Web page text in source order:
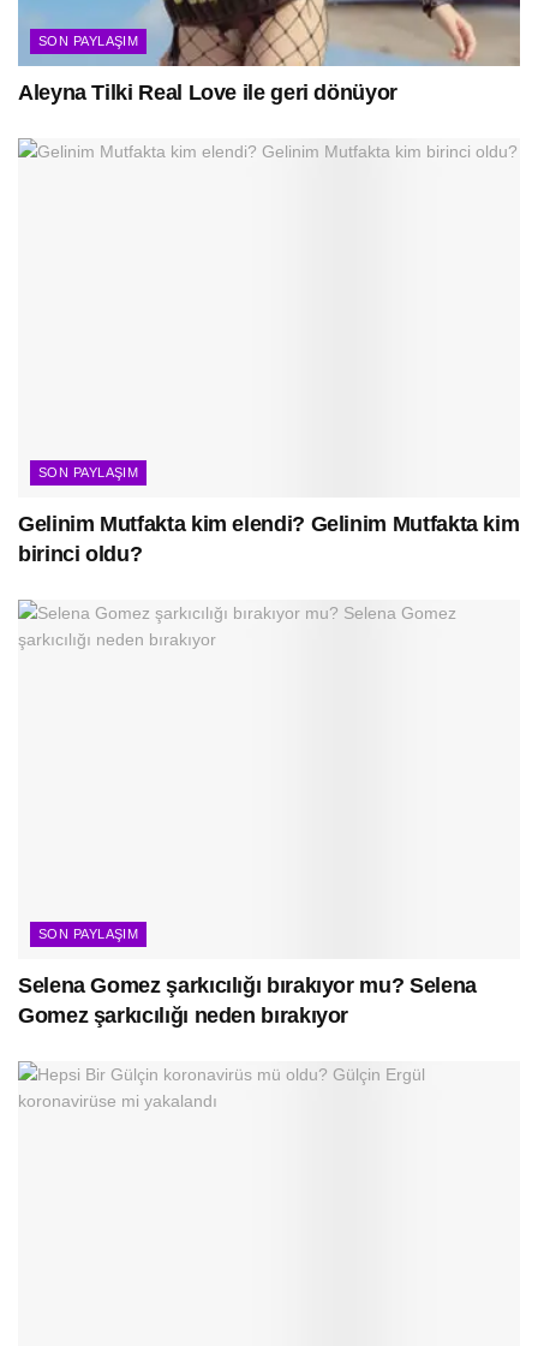
SON PAYLAŞIM
Aleyna Tilki Real Love ile geri dönüyor
SON PAYLAŞIM
Gelinim Mutfakta kim elendi? Gelinim Mutfakta kim
birinci oldu?
SON PAYLAŞIM
Selena Gomez şarkıcılığı bırakıyor mu? Selena
Gomez şarkıcılığı neden bırakıyor